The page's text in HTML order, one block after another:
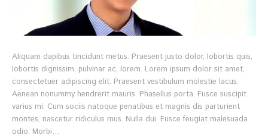
Aliquam dapibus tincidunt metus. Praesent justo dolor, lobortis quis,
lobortis dignissim, pulvinar ac, lorem. Lorem ipsum dolor sit amet,
consectetuer adipiscing elit. Praesent vestibulum molestie lacus.
Aenean nonummy hendrerit mauris. Phasellus porta. Fusce suscipit
varius mi. Cum sociis natoque penatibus et magnis dis parturient
montes, nascetur ridiculus mus. Nulla dui. Fusce feugiat malesuada
odio. Morbi…